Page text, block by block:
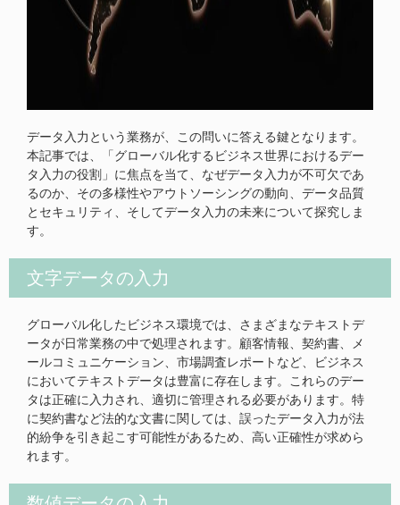
データ入力という業務が、この問いに答える鍵となります。
本記事では、「グローバル化するビジネス世界におけるデー
タ入力の役割」に焦点を当て、なぜデータ入力が不可欠であ
るのか、その多様性やアウトソーシングの動向、データ品質
とセキュリティ、そしてデータ入力の未来について探究しま
す。
文字データの入力
グローバル化したビジネス環境では、さまざまなテキストデ
ータが日常業務の中で処理されます。顧客情報、契約書、メ
ールコミュニケーション、市場調査レポートなど、ビジネス
においてテキストデータは豊富に存在します。これらのデー
タは正確に入力され、適切に管理される必要があります。特
に契約書など法的な文書に関しては、誤ったデータ入力が法
的紛争を引き起こす可能性があるため、高い正確性が求めら
れます。